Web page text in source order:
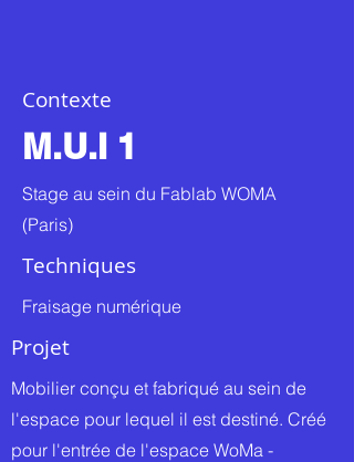
Contexte
M.U.I 1
Stage au sein du Fablab WOMA
(Paris)
Techniques
Fraisage numérique
Projet
Mobilier conçu et fabriqué au sein de
l'espace pour lequel il est destiné. Créé
pour l'entrée de l'espace WoMa -